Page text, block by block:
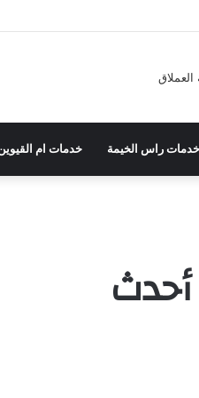
خدمات راس الخيمة خدمات ام